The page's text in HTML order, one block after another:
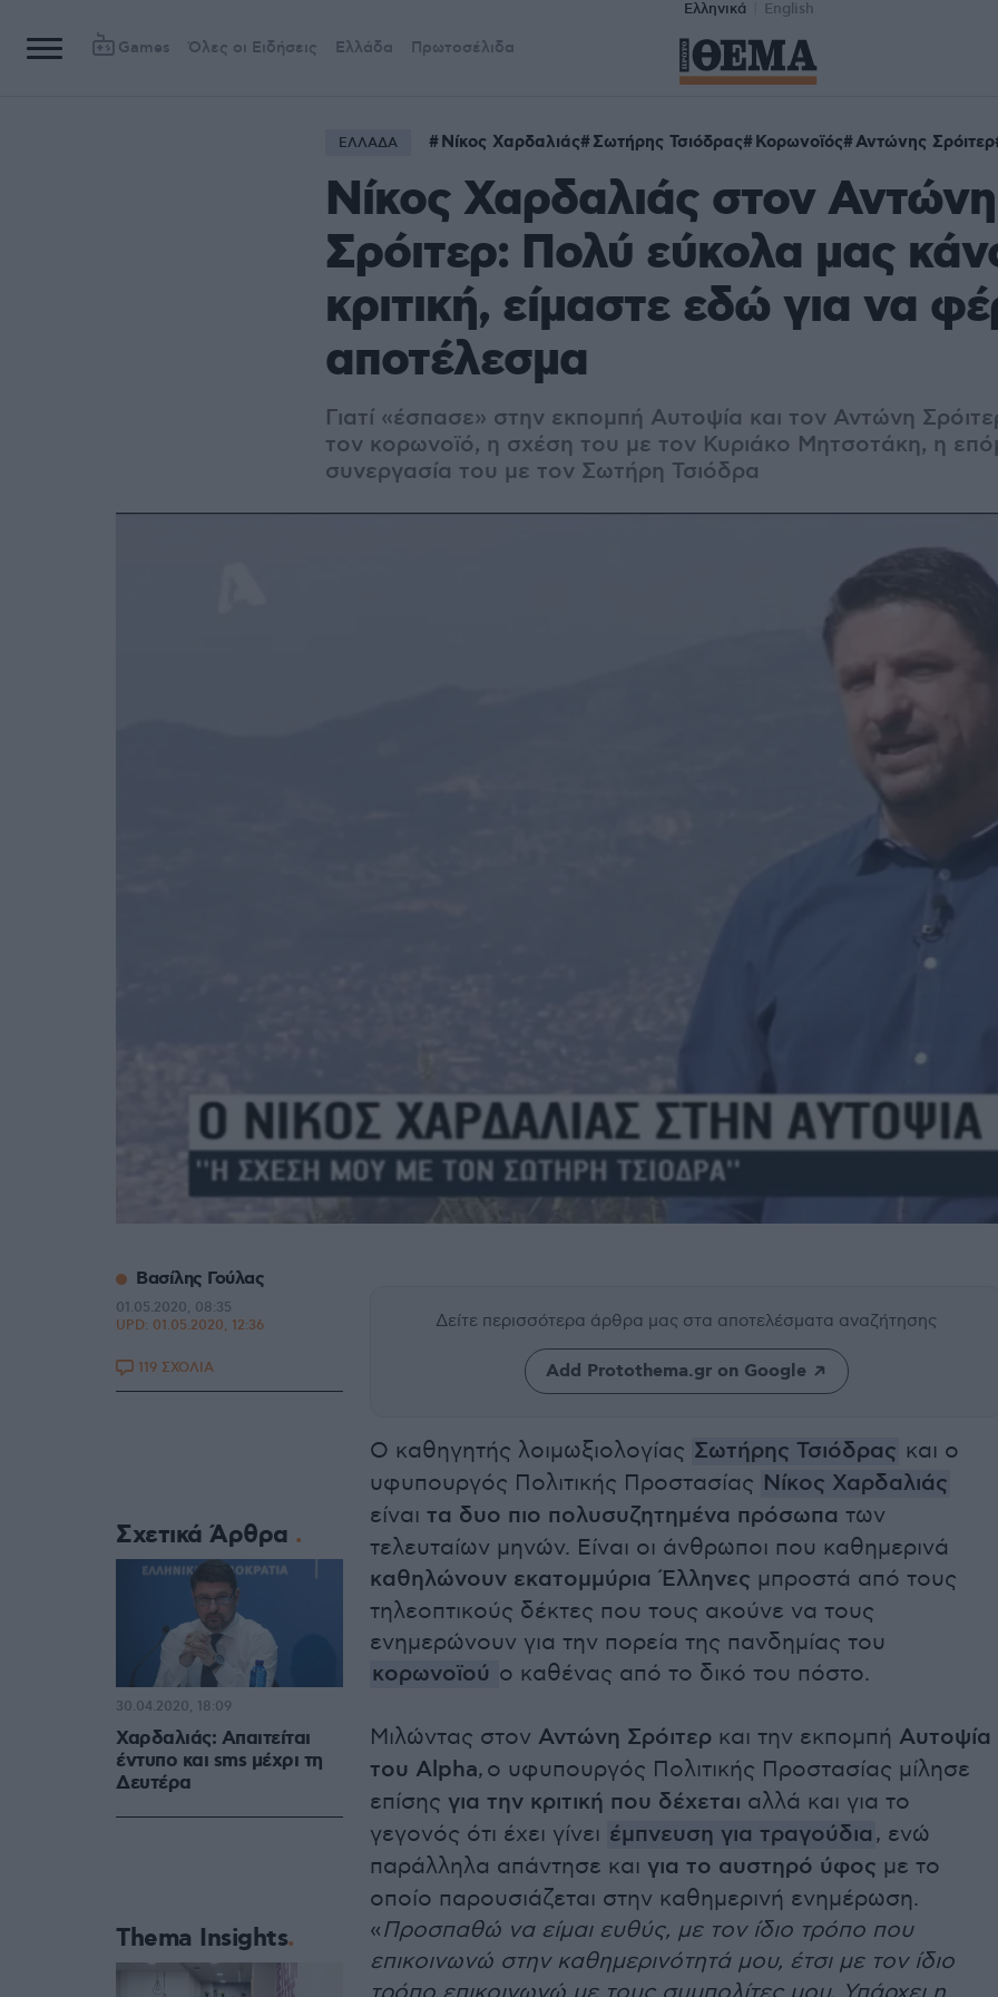
Ελληνικά English
Games Όλες οι Ειδήσεις Ελλάδα Πρωτοσέλιδα
ΕΛΛΑΔΑ Νίκος Χαρδαλιάς Σωτήρης Τσιόδρας Κορωνοϊός Αντώνης Σρόιτερ
Νίκος Χαρδαλιάς στον Αντώνη
Σρόιτερ: Πολύ εύκολα μας
κριτική, είμαστε εδώ για να
αποτέλεσμα
Γιατί «έσπασε» στην εκπομπή Αυτοψία και τον Αντώνη
τον κορωνοϊό, η σχέση του με τον Κυριάκο Μητσοτάκη, η
συνεργασία του με τον Σωτήρη Τσιόδρα
Δείτε περισσότερα άρθρα μας στα αποτελέσματα αναζήτησης
Add Protothema.gr on Google
Ο καθηγητής λοιμωξιολογίας Σωτήρης Τσιόδρας και ο
υφυπουργός Πολιτικής Προστασίας Νίκος Χαρδαλιάς
είναι τα δυο πιο πολυσυζητημένα πρόσωπα των
τελευταίων μηνών. Είναι οι άνθρωποι που καθημερινά
καθηλώνουν εκατομμύρια Έλληνες μπροστά από τους
τηλεοπτικούς δέκτες που τους ακούνε να τους
ενημερώνουν για την πορεία της πανδημίας του
κορωνοϊού ο καθένας από το δικό του πόστο.
Μιλώντας στον Αντώνη Σρόιτερ και την εκπομπή Αυτοψία
του Alpha, ο υφυπουργός Πολιτικής Προστασίας μίλησε
επίσης για την κριτική που δέχεται αλλά και για το
γεγονός ότι έχει γίνει έμπνευση για τραγούδια , ενώ
παράλληλα απάντησε και για το αυστηρό ύφος με το
οποίο παρουσιάζεται στην καθημερινή ενημέρωση.
«Προσπαθώ να είμαι ευθύς, με τον ίδιο τρόπο που
επικοινωνώ στην καθημερινότητά μου, έτσι με τον ίδιο
Βασίλης Γούλας
01.05.2020, 08:35
UPD: 01.05.2020, 12:36
119 ΣΧΟΛΙΑ
Σχετικά Άρθρα
Χαρδαλιάς: Απαιτείται
έντυπο και sms μέχρι τη
Δευτέρα
30.04.2020, 18:09
Thema Insights